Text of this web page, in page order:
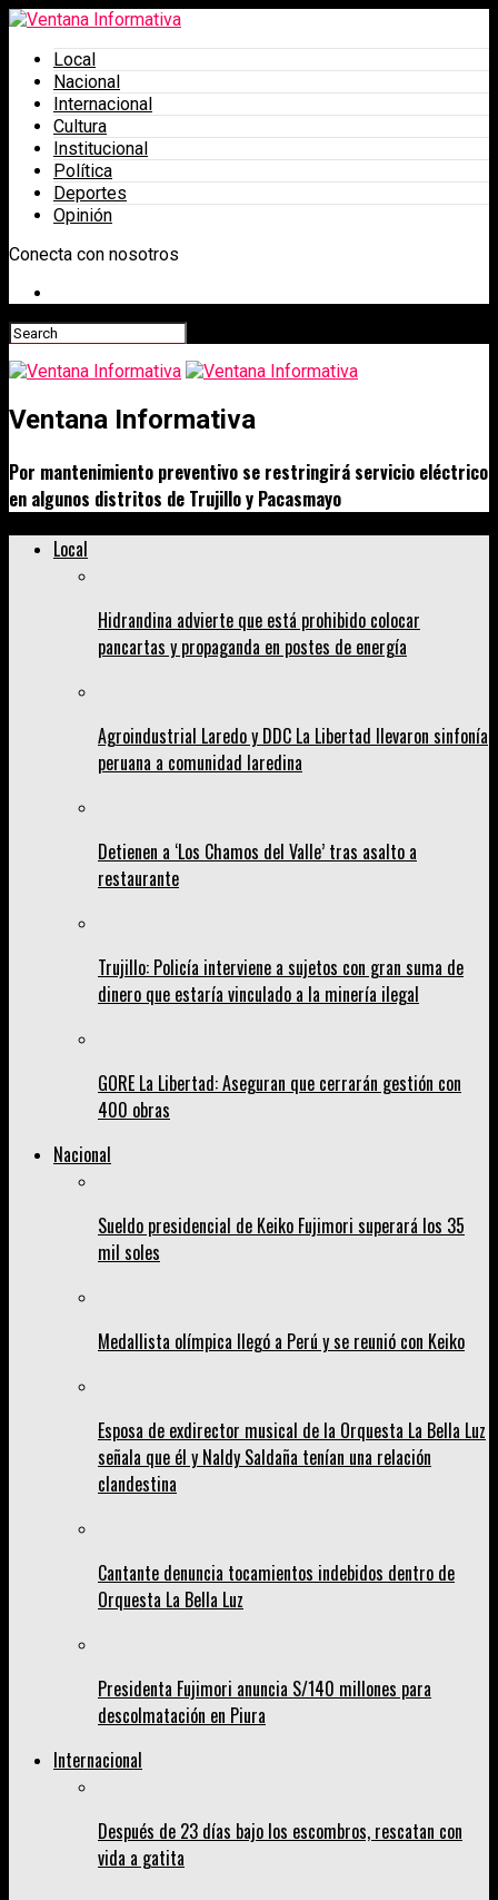
Local
Nacional
Internacional
Cultura
Institucional
Política
Deportes
Opinión
Conecta con nosotros
Ventana Informativa
Por mantenimiento preventivo se restringirá servicio eléctrico
en algunos distritos de Trujillo y Pacasmayo
Local
Hidrandina advierte que está prohibido colocar
pancartas y propaganda en postes de energía
Agroindustrial Laredo y DDC La Libertad llevaron sinfonía
peruana a comunidad laredina
Detienen a ‘Los Chamos del Valle’ tras asalto a
restaurante
Trujillo: Policía interviene a sujetos con gran suma de
dinero que estaría vinculado a la minería ilegal
GORE La Libertad: Aseguran que cerrarán gestión con
400 obras
Nacional
Sueldo presidencial de Keiko Fujimori superará los 35
mil soles
Medallista olímpica llegó a Perú y se reunió con Keiko
Esposa de exdirector musical de la Orquesta La Bella Luz
señala que él y Naldy Saldaña tenían una relación
clandestina
Cantante denuncia tocamientos indebidos dentro de
Orquesta La Bella Luz
Presidenta Fujimori anuncia S/140 millones para
descolmatación en Piura
Internacional
Después de 23 días bajo los escombros, rescatan con
vida a gatita